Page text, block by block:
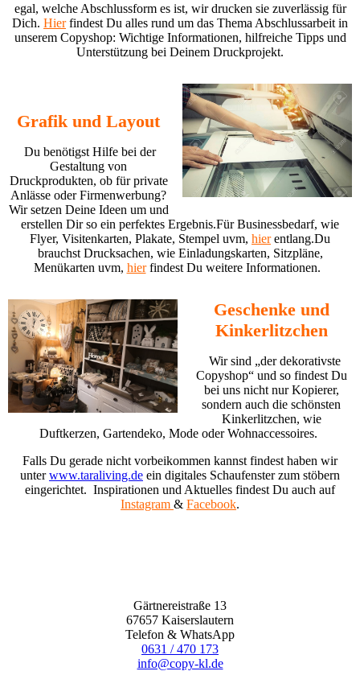
egal, welche Abschlussform es ist, wir drucken sie zuverlässig für
Dich. Hierfindest Du alles rund um das Thema Abschlussarbeit in
unserem Copyshop: Wichtige Informationen, hilfreiche Tipps und
Unterstützung bei Deinem Druckprojekt.
Grafik und Layout
Du benötigst Hilfe bei der
Gestaltung von
Druckprodukten, ob für private
Anlässe oder Firmenwerbung?
Wir setzen Deine Ideen um und
erstellen Dir so ein perfektes Ergebnis.Für Businessbedarf, wie
Flyer, Visitenkarten, Plakate, Stempel uvm, hierentlang.Du
brauchst Drucksachen, wie Einladungskarten, Sitzpläne,
Menükarten uvm, hierfindest Du weitere Informationen.
Geschenke und
Kinkerlitzchen
Wir sind „der dekorativste
Copyshop“ und so findest Du
bei uns nicht nur Kopierer,
sondern auch die schönsten
Kinkerlitzchen, wie
Duftkerzen, Gartendeko, Mode oder Wohnaccessoires.
Falls Du gerade nicht vorbeikommen kannst findest haben wir
unterwww.taraliving.de ein digitales Schaufenster zum stöbern
eingerichtet. Inspirationen und Aktuelles findest Du auch auf
Instagram & Facebook.
Gärtnereistraße 13
67657 Kaiserslautern
Telefon & WhatsApp
0631 / 470 173
info@copy-kl.de